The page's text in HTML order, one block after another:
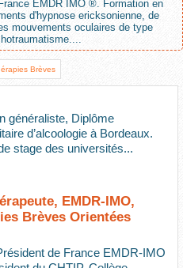
EMDR IMO ®. Formation en
d'hypnose ericksonienne, de
mouvements oculaires de type
Brèves
généraliste, Diplôme
d’alcoologie à Bordeaux.
stage des universités...
EMDR-IMO,
Brèves Orientées
de France EMDR-IMO